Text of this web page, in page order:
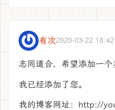
有次2020-03-22 18:42
志同道合，希望添加一
我已经添加了您。
我的博客网址：http://